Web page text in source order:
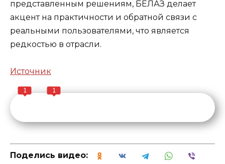
представленным решениям, БЕЛАЗ делает
акцент на практичности и обратной связи с
реальными пользователями, что является
редкостью в отрасли.
Источник
1 1
Поделись видео: